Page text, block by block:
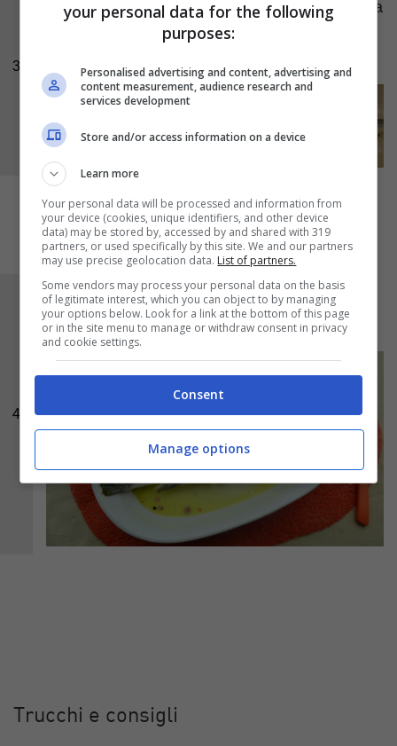
3
l’anima centrale ed introducetelo nel pesce. Alla
fine cospargete dell’olio extravergine di oliva
4
Dopo aver cotto a 180 gradi per 20 minuti, il
branzino al fornoè pronto per essere servito.
Trucchi e consigli
your personal data for the following
purposes:
Personalised advertising and content, advertising and
content measurement, audience research and
services development
Store and/or access information on a device
Learn more
Your personal data will be processed and information from
your device (cookies, unique identifiers, and other device
data) may be stored by, accessed by and shared with 319
partners, or used specifically by this site. We and our partners
may use precise geolocation data. List of partners.
Some vendors may process your personal data on the basis
of legitimate interest, which you can object to by managing
your options below. Look for a link at the bottom of this page
or in the site menu to manage or withdraw consent in privacy
and cookie settings.
Consent
Manage options